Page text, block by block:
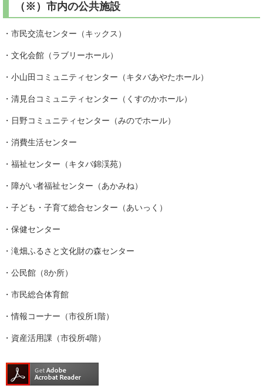
（※）市内の公共施設
・市民交流センター（キックス）
・文化会館（ラブリーホール）
・小山田コミュニティセンター（キタバあやたホール）
・清見台コミュニティセンター（くすのかホール）
・日野コミュニティセンター（みのでホール）
・消費生活センター
・福祉センター（キタバ錦渓苑）
・障がい者福祉センター（あかみね）
・子ども・子育て総合センター（あいっく）
・保健センター
・滝畑ふるさと文化財の森センター
・公民館（8か所）
・市民総合体育館
・情報コーナー（市役所1階）
・資産活用課（市役所4階）